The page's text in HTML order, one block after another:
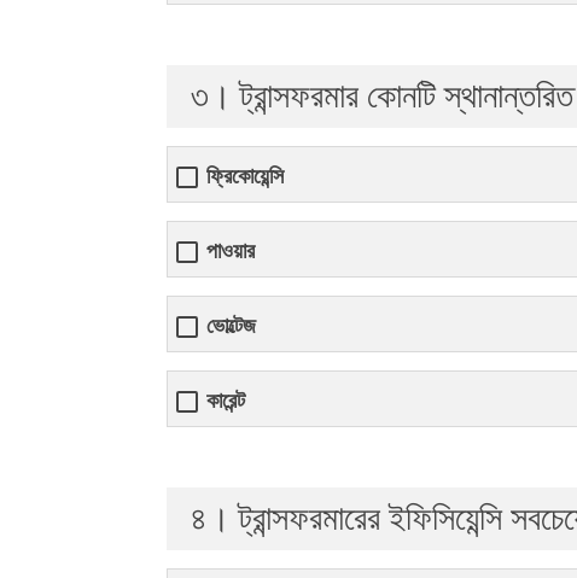
৩। ট্রান্সফরমার কোনটি
ফ্রিকোয়েন্সি
পাওয়ার
ভোল্টেজ
কারেন্ট
৪। ট্রান্সফরমারের ইফিসিয়েন্সি